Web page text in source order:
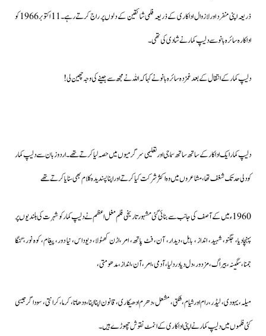
ذریعہ اپنی منفرد اور لازوال اداکاری کے ذریعہ فلمی شائقین کے دلوں پر راج کرتے رہے۔11 اکتوبر 1966 کو
اداکارہ سائرہ بانو سے دلیپ کمار نے شادی کی تھی۔
دلیپ کمار کے انتقال کے بعد غمزدہ سائرہ بانو نے کہا کہ اللہ نے مجھ سے جینے کی وجہ چھین لی !
دلیپ کمار ایک اداکار کے ساتھ ساتھ سماجی اور تعلیمی سرگرمیوں میں حصہ لیا کرتے تھے۔اردو زبان سے دلیپ کمار
کو دلی حد تک شغف تھا، مشاعروں میں وہ اکثر شرکت کیا کرتے اور اپنا پسندیدہ کلام بھی سنایا کرتے تھے
1960ء میں کے آصف کی جانب سے بنائی گئی مشہور تاریخی فلم مغل اعظم نے دلیپ کمار کو شہرت کی بلندیوں پر
پہنچادیا، جگنو، شہید، انداز ، بابل، دیدار، آن، فٹ پاتھ، امر،اڑن کھٹولا، دیوداس، نیا دور، پیغام، کوہ نور، گنگا
جمنا،سگینہ ،بیراگ ،مزدور ،دل دیا درد لیا ، آدمی ،امر، آن، انداز، مدھومتی،
میلہ، یہودی، لیڈر ،رام اور شیام،شکتی، مشعل، دھرم ادھیکاری، قانون اپنا اپنا، ودھاتا، کرما ، کرانتی ، سوداگر جیسی
کئی فلموں میں دلیپ کمار نے اپنی اداکاری کے انمٹ نقوش چھوڑے ہیں۔